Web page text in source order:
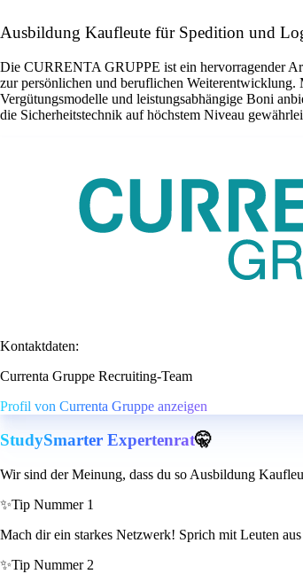
Ausbildung Kaufleute für Spedition und
Die CURRENTA GRUPPE ist ein hervorragender
zur persönlichen und beruflichen
Vergütungsmodelle und leistungsabhängige Boni
die Sicherheitstechnik auf höchstem Niveau
Kontaktdaten:
Currenta Gruppe Recruiting-Team
Profil von Currenta Gruppe anzeigen
StudySmarter Expertenrat🤫
Wir sind der Meinung, dass du so Ausbildung
✨Tip Nummer 1
Mach dir ein starkes Netzwerk! Sprich mit Leuten
✨Tip Nummer 2